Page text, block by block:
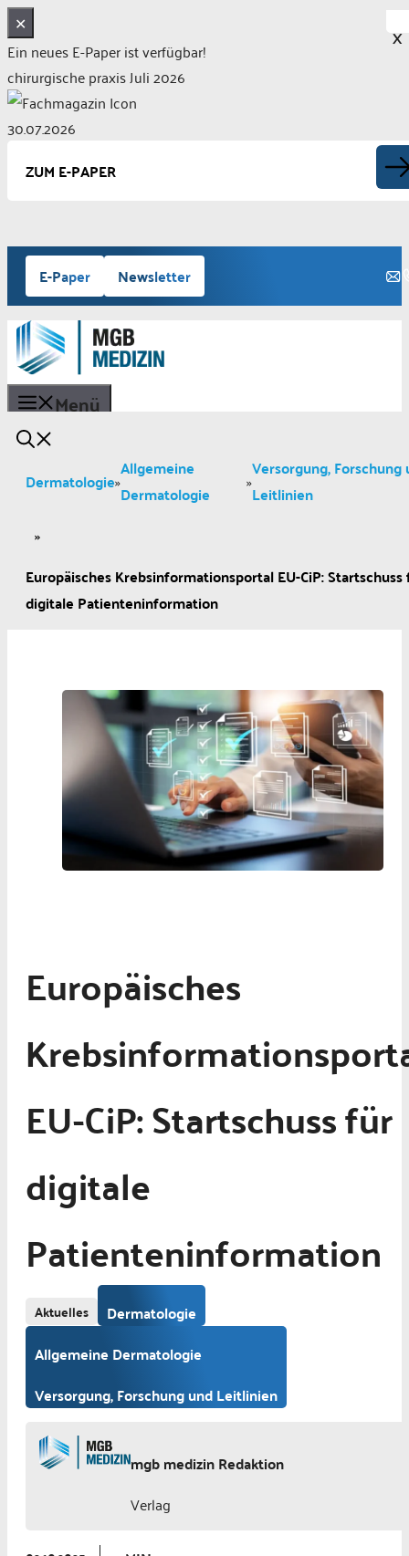
✕
Ein neues E-Paper ist verfügbar!
chirurgische praxis Juli 2026
30.07.2026
ZUM E-PAPER
Zum
Inhalt
springen
E-Paper Newsletter
Menü
Dermatologie»Allgemeine
Dermatologie
»Versorgung, Forschung
Leitlinien
»
Europäisches Krebsinformationsportal EU-CiP:
digitale Patienteninformation
Europäisches
EU-CiP: Startschuss für
digitale
Patienteninformation
Aktuelles
Dermatologie
Allgemeine Dermatologie
Versorgung, Forschung und Leitlinien
mgb medizin Redaktion
Verlag
X